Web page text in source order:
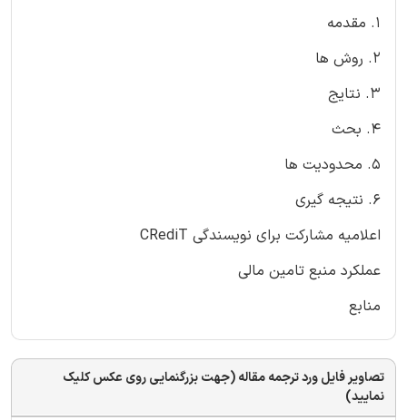
1. مقدمه
2. روش ها
3. نتایج
4. بحث
5. محدودیت ها
6. نتیجه گیری
اعلامیه مشارکت برای نویسندگی CRediT
عملکرد منبع تامین مالی
منابع
تصاویر فایل ورد ترجمه مقاله (جهت بزرگنمایی روی عکس کلیک
نمایید)